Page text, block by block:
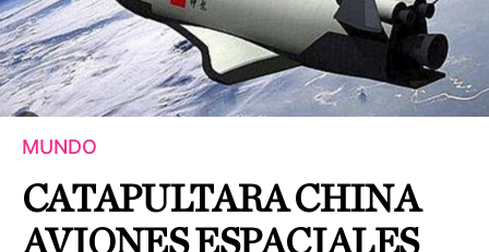
MUNDO
CATAPULTARA CHINA
AVIONES ESPACIALES